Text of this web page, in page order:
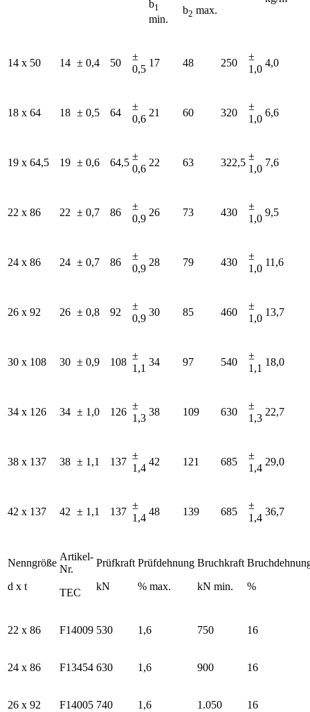
b1
min.
b2 max.
14 x 50 14 ± 0,4 50
±
0,5
17 48 250
±
1,0
4,0
18 x 64 18 ± 0,5 64
±
0,6
21 60 320
±
1,0
6,6
19 x 64,5 19 ± 0,6 64,5
±
0,6
22 63 322,5
±
1,0
7,6
22 x 86 22 ± 0,7 86
±
0,9
26 73 430
±
1,0
9,5
24 x 86 24 ± 0,7 86
±
0,9
28 79 430
±
1,0
11,6
26 x 92 26 ± 0,8 92
±
0,9
30 85 460
±
1,0
13,7
30 x 108 30 ± 0,9 108
±
1,1
34 97 540
±
1,1
18,0
34 x 126 34 ± 1,0 126
±
1,3
38 109 630
±
1,3
22,7
38 x 137 38 ± 1,1 137
±
1,4
42 121 685
±
1,4
29,0
42 x 137 42 ± 1,1 137
±
1,4
48 139 685
±
1,4
36,7
Nenngröße
d x t
Artikel-
Nr.
TEC
Prüfkraft
kN
Prüfdehnung
% max.
Bruchkraft
kN min.
%
22 x 86 F14009 530 1,6 750 16
24 x 86 F13454 630 1,6 900 16
26 x 92 F14005 740 1,6 1.050 16